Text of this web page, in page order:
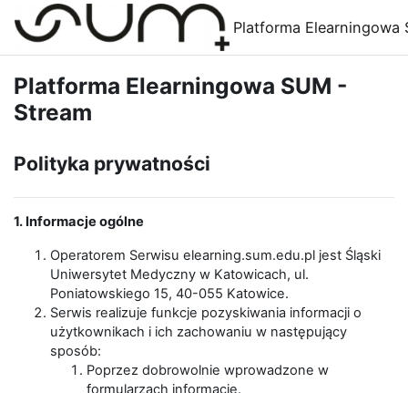
Przejdź do głównej zawartości
Platforma Elearningowa
Platforma Elearningowa SUM -
Stream
Polityka prywatności
1. Informacje ogólne
Operatorem Serwisu elearning.sum.edu.pl jest Śląski
Uniwersytet Medyczny w Katowicach, ul.
Poniatowskiego 15, 40-055 Katowice.
Serwis realizuje funkcje pozyskiwania informacji o
użytkownikach i ich zachowaniu w następujący
sposób:
Poprzez dobrowolnie wprowadzone w
formularzach informacje.